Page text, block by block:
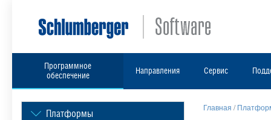
Программное
обеспечение
Направления Сервис
Платформы
Главная /